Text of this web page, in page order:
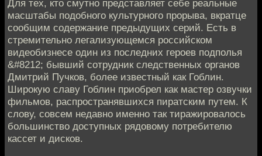
Для тех, кто смутно представляет себе реальные
масштабы подобного культурного прорыва, вкратце
сообщим содержание предыдущих серий. Есть в
стремительно легализующемся российском
видеобизнесе один из последних героев подполья
&#8212; бывший сотрудник следственных органов
Дмитрий Пучков, более известный как Гоблин.
Широкую славу Гоблин приобрел как мастер озвучки
фильмов, распространявшихся пиратским путем. К
слову, совсем недавно именно так тиражировалось
большинство доступных рядовому потребителю
кассет и дисков.